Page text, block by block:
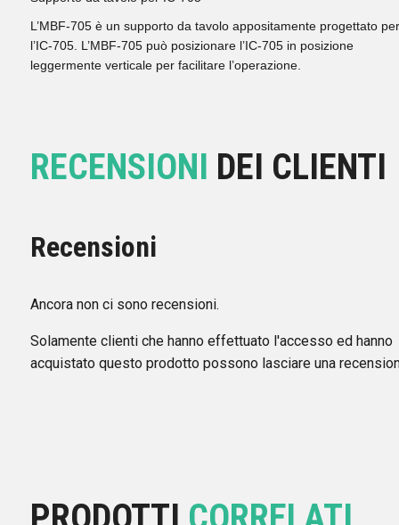
L’MBF-705 è un supporto da tavolo appositamente progettato per
l’IC-705. L’MBF-705 può posizionare l’IC-705 in posizione
leggermente verticale per facilitare l’operazione.
RECENSIONI DEI CLIENTI
Recensioni
Ancora non ci sono recensioni.
Solamente clienti che hanno effettuato l'accesso ed hanno
acquistato questo prodotto possono lasciare una